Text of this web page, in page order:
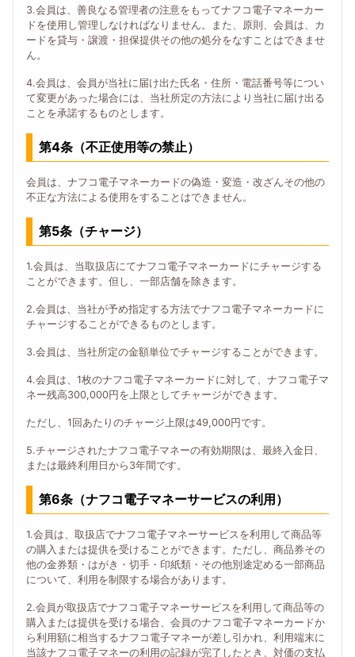
3.会員は、善良なる管理者の注意をもってナフコ電子マネーカー
ドを使用し管理しなければなりません。また、原則、会員は、カ
ードを貸与・譲渡・担保提供その他の処分をなすことはできませ
ん。
4.会員は、会員が当社に届け出た氏名・住所・電話番号等につい
て変更があった場合には、当社所定の方法により当社に届け出る
ことを承諾するものとします。
第4条（不正使用等の禁止）
会員は、ナフコ電子マネーカードの偽造・変造・改ざんその他の
不正な方法による使用をすることはできません。
第5条（チャージ）
1.会員は、当取扱店にてナフコ電子マネーカードにチャージする
ことができます。但し、一部店舗を除きます。
2.会員は、当社が予め指定する方法でナフコ電子マネーカードに
チャージすることができるものとします。
3.会員は、当社所定の金額単位でチャージすることができます。
4.会員は、1枚のナフコ電子マネーカードに対して、ナフコ電子マ
ネー残高300,000円を上限としてチャージができます。
ただし、1回あたりのチャージ上限は49,000円です。
5.チャージされたナフコ電子マネーの有効期限は、最終入金日、
または最終利用日から3年間です。
第6条（ナフコ電子マネーサービスの利用）
1.会員は、取扱店でナフコ電子マネーサービスを利用して商品等
の購入または提供を受けることができます。ただし、商品券その
他の金券類・はがき・切手・印紙類・その他別途定める一部商品
について、利用を制限する場合があります。
2.会員が取扱店でナフコ電子マネーサービスを利用して商品等の
購入または提供を受ける場合、会員のナフコ電子マネーカードか
ら利用額に相当するナフコ電子マネーが差し引かれ、利用端末に
当該ナフコ電子マネーの利用の記録が完了したとき、対価の支払